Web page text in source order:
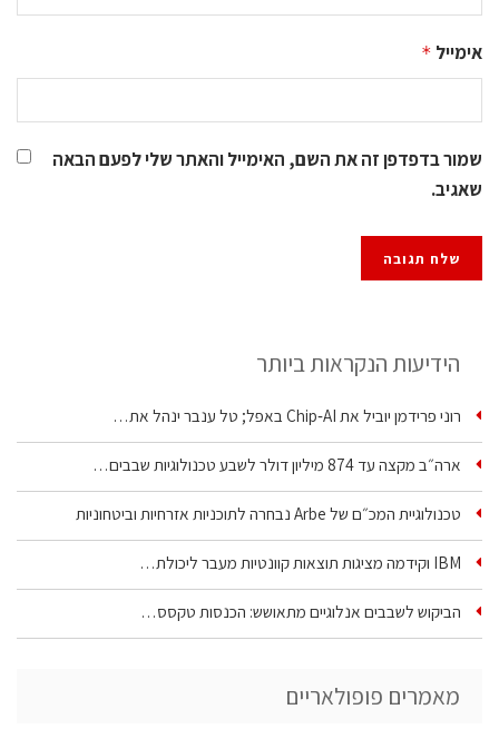
אימייל *
שמור בדפדפן זה את השם, האימייל והאתר שלי לפעם הבאה
שאגיב.
הידיעות הנקראות ביותר
רוני פרידמן יוביל את Chip‑AI באפל; טל ענבר ינהל את…
ארה״ב מקצה עד 874 מיליון דולר לשבע טכנולוגיות שבבים…
טכנולוגיית המכ״ם של Arbe נבחרה לתוכניות אזרחיות וביטחוניות
IBM וקידמה מציגות תוצאות קוונטיות מעבר ליכולת…
הביקוש לשבבים אנלוגיים מתאושש: הכנסות טקסס…
מאמרים פופולאריים